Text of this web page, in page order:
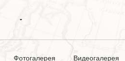
Фотогалерея Видеогалерея